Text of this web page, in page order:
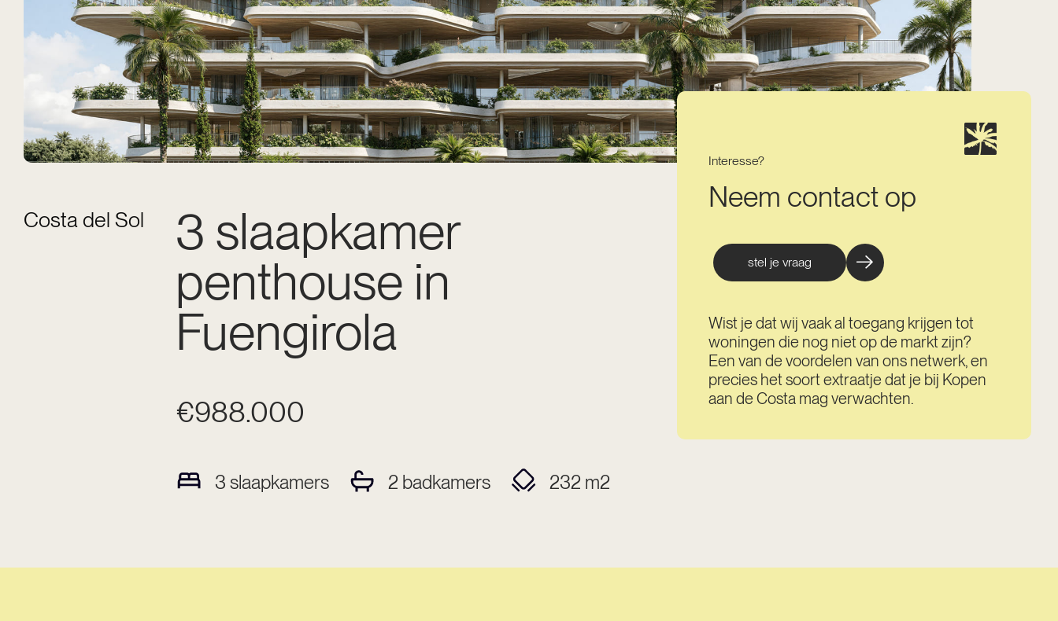
Costa del Sol
3 slaapkamer
penthouse in
Fuengirola
€988.000
3 slaapkamers 2 badkamers 232 m2
Interesse?
Neem contact op
stel je vraag
Wist je dat wij vaak al toegang krijgen tot
woningen die nog niet op de markt zijn?
Een van de voordelen van ons netwerk, en
precies het soort extraatje dat je bij Kopen
aan de Costa mag verwachten.